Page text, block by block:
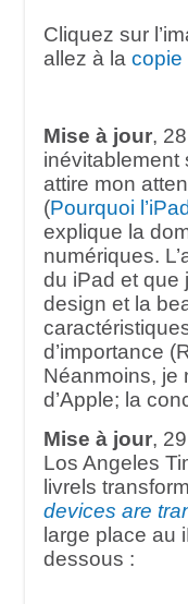
Cliquez sur
allez à la copie
Mise à jour,
inévitablement
attire mon
(Pourquoi
explique la
numériques.
du iPad et que
design et la
d’importance
Néanmoins, je
d’Apple; la
Mise à jour,
Los Angeles
livrels
devices are
large place au
dessous :